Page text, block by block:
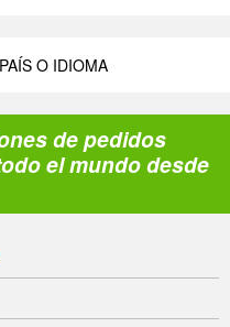
O IDIOMA
de pedidos
el mundo desde